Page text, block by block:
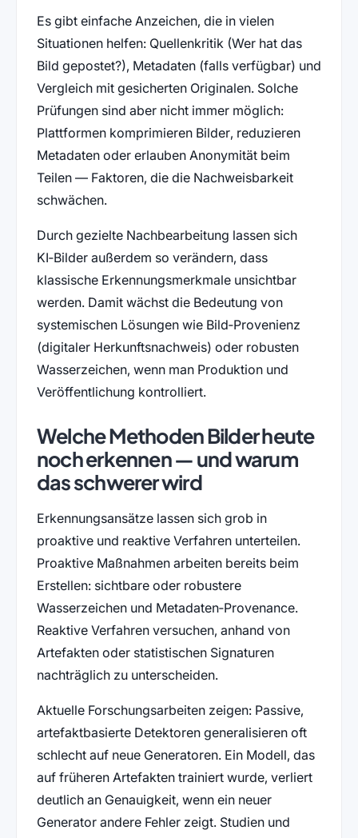
Es gibt einfache Anzeichen, die in vielen
Situationen helfen: Quellenkritik (Wer hat das
Bild gepostet?), Metadaten (falls verfügbar) und
Vergleich mit gesicherten Originalen. Solche
Prüfungen sind aber nicht immer möglich:
Plattformen komprimieren Bilder, reduzieren
Metadaten oder erlauben Anonymität beim
Teilen — Faktoren, die die Nachweisbarkeit
schwächen.
Durch gezielte Nachbearbeitung lassen sich
KI‑Bilder außerdem so verändern, dass
klassische Erkennungsmerkmale unsichtbar
werden. Damit wächst die Bedeutung von
systemischen Lösungen wie Bild‑Provenienz
(digitaler Herkunftsnachweis) oder robusten
Wasserzeichen, wenn man Produktion und
Veröffentlichung kontrolliert.
Welche Methoden Bilder heute
noch erkennen — und warum
das schwerer wird
Erkennungsansätze lassen sich grob in
proaktive und reaktive Verfahren unterteilen.
Proaktive Maßnahmen arbeiten bereits beim
Erstellen: sichtbare oder robustere
Wasserzeichen und Metadaten‑Provenance.
Reaktive Verfahren versuchen, anhand von
Artefakten oder statistischen Signaturen
nachträglich zu unterscheiden.
Aktuelle Forschungsarbeiten zeigen: Passive,
artefaktbasierte Detektoren generalisieren oft
schlecht auf neue Generatoren. Ein Modell, das
auf früheren Artefakten trainiert wurde, verliert
deutlich an Genauigkeit, wenn ein neuer
Generator andere Fehler zeigt. Studien und